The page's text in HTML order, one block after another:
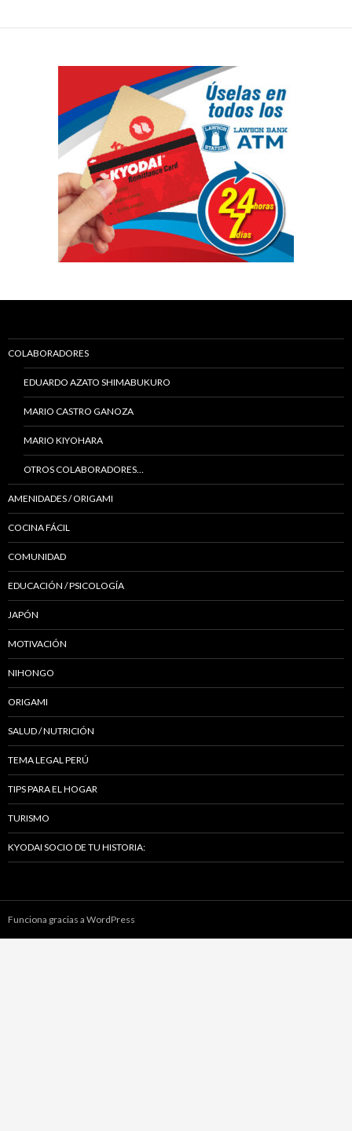
COLABORADORES
EDUARDO AZATO SHIMABUKURO
MARIO CASTRO GANOZA
MARIO KIYOHARA
OTROS COLABORADORES…
AMENIDADES / ORIGAMI
COCINA FÁCIL
COMUNIDAD
EDUCACIÓN / PSICOLOGÍA
JAPÓN
MOTIVACIÓN
NIHONGO
ORIGAMI
SALUD / NUTRICIÓN
TEMA LEGAL PERÚ
TIPS PARA EL HOGAR
TURISMO
KYODAI SOCIO DE TU HISTORIA:
Funciona gracias a WordPress